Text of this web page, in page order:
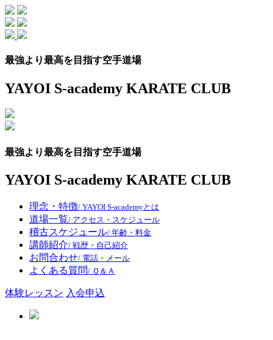
Skip
to
the
content
最強より最高を目指す空手道場
YAYOI S-academy KARATE CLUB
最強より最高を目指す空手道場
YAYOI S-academy KARATE CLUB
理念・特徴/ YAYOI S-academyとは
道場一覧/ アクセス・スケジュール
稽古スケジュール/ 年齢・料金
講師紹介/ 戦歴・自己紹介
お問合わせ/ 電話・メール
よくある質問/ Ｑ＆Ａ
体験レッスン 入会申込